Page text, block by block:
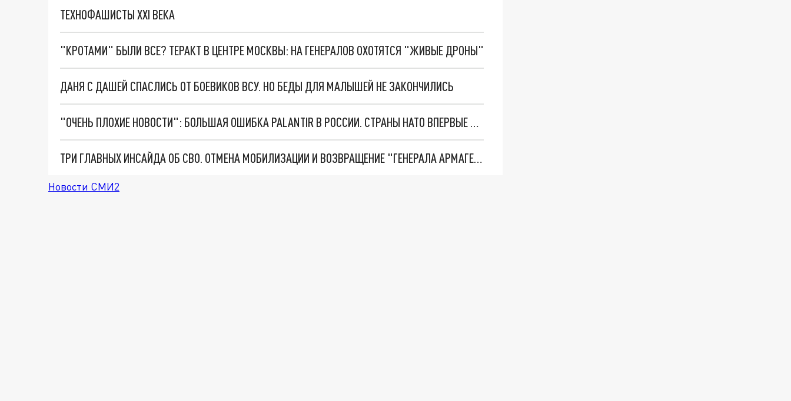
ТЕХНОФАШИСТЫ XXI ВЕКА
"КРОТАМИ" БЫЛИ ВСЕ? ТЕРАКТ В ЦЕНТРЕ МОСКВЫ: НА ГЕНЕРАЛОВ ОХОТЯТСЯ "ЖИВЫЕ ДРОНЫ"
ДАНЯ С ДАШЕЙ СПАСЛИСЬ ОТ БОЕВИКОВ ВСУ. НО БЕДЫ ДЛЯ МАЛЫШЕЙ НЕ ЗАКОНЧИЛИСЬ
"ОЧЕНЬ ПЛОХИЕ НОВОСТИ": БОЛЬШАЯ ОШИБКА PALANTIR В РОССИИ. СТРАНЫ НАТО ВПЕРВЫЕ ЗА СВО ОСТАНОВИЛИ ПОСТАВКИ ОРУЖИЯ. ВСУ ТЕРЯЮТ ПРИГРАНИЧЬЕ?
ТРИ ГЛАВНЫХ ИНСАЙДА ОБ СВО. ОТМЕНА МОБИЛИЗАЦИИ И ВОЗВРАЩЕНИЕ "ГЕНЕРАЛА АРМАГЕДДОНА"? ОТЛИЧНЫЕ НОВОСТИ, КОТОРЫЕ ЖДАЛИ ВСЕ
Новости СМИ2